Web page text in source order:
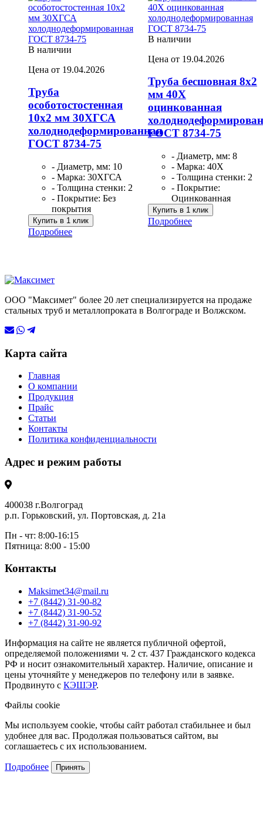
В наличии
Цена от 19.04.2026
Труба
особотостостенная
10х2 мм 30ХГСА
холоднодеформированная
ГОСТ 8734-75
- Диаметр, мм: 10
- Марка: 30ХГСА
- Толщина стенки: 2
- Покрытие: Без
покрытия
Купить в 1 клик
Подробнее
В наличии
Цена от 19.04.2026
Труба бесшовная 8х2
мм 40Х
оцинкованная
ГОСТ 8734-75
- Диаметр, мм: 8
- Марка: 40Х
- Толщина стенки: 2
- Покрытие:
Оцинкованная
Купить в 1 клик
Подробнее
ООО "Максимет" более 20 лет специализируется на продаже
стальных труб и металлопроката в Волгограде и Волжском.
Карта сайта
Главная
О компании
Продукция
Прайс
Статьи
Контакты
Политика конфиденциальности
Адрес и режим работы
400038 г.Волгоград
р.п. Горьковский, ул. Портовская, д. 21а
Пн - чт: 8:00-16:15
Пятница: 8:00 - 15:00
Контакты
Maksimet34@mail.ru
+7 (8442) 31-90-82
+7 (8442) 31-90-52
+7 (8442) 31-90-92
Информация на сайте не является публичной офертой,
определяемой положениями ч. 2 ст. 437 Гражданского кодекса
РФ и носит ознакомительный характер. Наличие, описание и
цены уточняйте у менеджеров по телефону или в заявке.
Продвинуто с КЭШЭР.
Файлы cookie
Мы используем cookie, чтобы сайт работал стабильнее и был
удобнее для вас. Продолжая пользоваться сайтом, вы
соглашаетесь с их использованием.
Подробнее Принять